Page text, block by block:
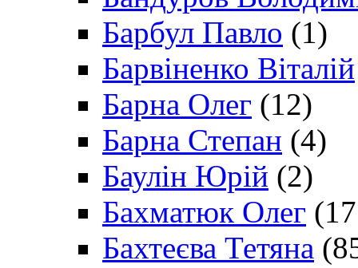
Барбул Павло (1)
Барвіненко Віталій
Барна Олег (12)
Барна Степан (4)
Баулін Юрій (2)
Бахматюк Олег
Бахтеєва Тетяна